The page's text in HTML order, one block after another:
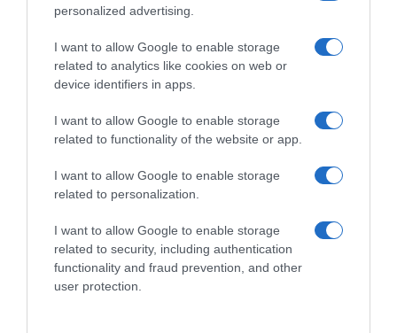
personalized advertising.
I want to allow Google to enable storage
related to analytics like cookies on web or
device identifiers in apps.
I want to allow Google to enable storage
related to functionality of the website or app.
I want to allow Google to enable storage
related to personalization.
I want to allow Google to enable storage
related to security, including authentication
functionality and fraud prevention, and other
user protection.